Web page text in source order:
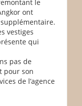
le
ont
vestiges
qui
pas de
pour son
de l’agence